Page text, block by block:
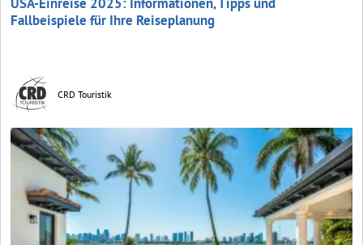
Fallbeispiele für Ihre Reiseplanung
CRD Touristik